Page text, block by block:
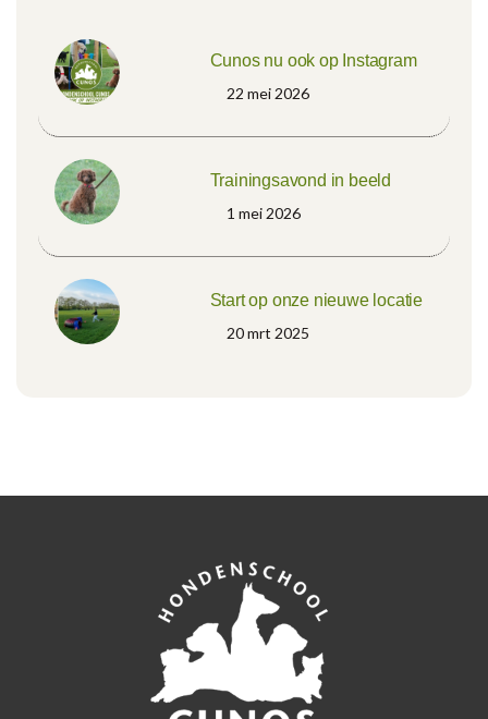
Cunos nu ook op Instagram
22 mei 2026
Trainingsavond in beeld
1 mei 2026
Start op onze nieuwe locatie
20 mrt 2025